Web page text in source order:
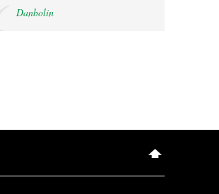
Danbolin